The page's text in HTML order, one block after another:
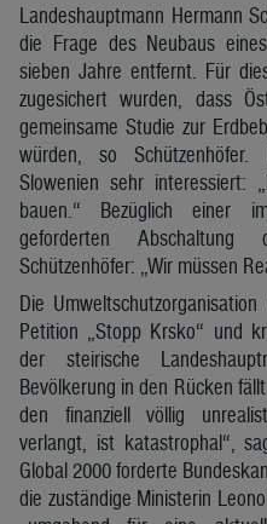
Landeshauptmann Hermann
die Frage des Neubaus
sieben Jahre entfernt. Für
zugesichert wurden, dass
gemeinsame Studie zur
würden, so
Slowenien sehr interessiert:
bauen.“ Bezüglich einer
geforderten
Schützenhöfer: „Wir müssen
Die
Petition „Stopp Krsko“ und
der steirische
Bevölkerung in den Rücken
den finanziell völlig
verlangt, ist katastrophal“,
Global 2000 forderte
die zuständige Ministerin